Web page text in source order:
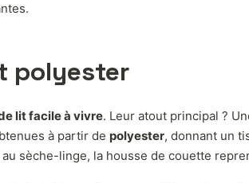
polyester
lit facile à vivre. Leur atout principal ?
à partir de polyester, donnant un
sèche-linge, la housse de couette